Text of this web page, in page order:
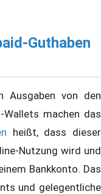
Guthaben
von den
Wallets machen das
heißt, dass dieser
Nutzung wird und
Bankkonto. Das
und gelegentliche